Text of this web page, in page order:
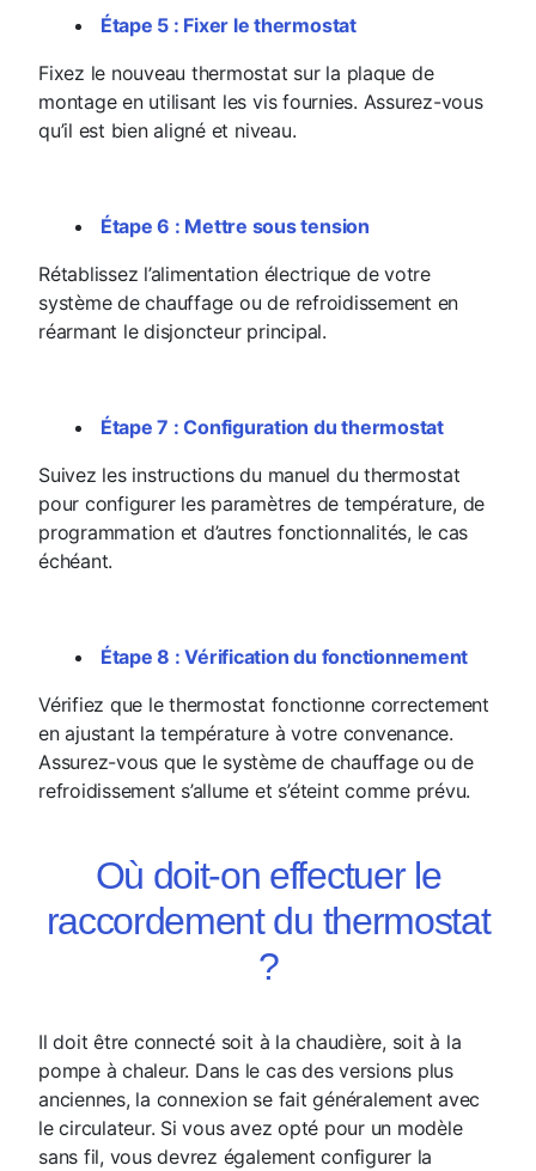
Étape 5 : Fixer le thermostat
Fixez le nouveau thermostat sur la plaque de
montage en utilisant les vis fournies. Assurez-vous
qu’il est bien aligné et niveau.
Étape 6 : Mettre sous tension
Rétablissez l’alimentation électrique de votre
système de chauffage ou de refroidissement en
réarmant le disjoncteur principal.
Étape 7 : Configuration du thermostat
Suivez les instructions du manuel du thermostat
pour configurer les paramètres de température, de
programmation et d’autres fonctionnalités, le cas
échéant.
Étape 8 : Vérification du fonctionnement
Vérifiez que le thermostat fonctionne correctement
en ajustant la température à votre convenance.
Assurez-vous que le système de chauffage ou de
refroidissement s’allume et s’éteint comme prévu.
Où doit-on effectuer le
raccordement du thermostat
?
Il doit être connecté soit à la chaudière, soit à la
pompe à chaleur. Dans le cas des versions plus
anciennes, la connexion se fait généralement avec
le circulateur. Si vous avez opté pour un modèle
sans fil, vous devrez également configurer la